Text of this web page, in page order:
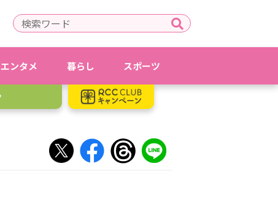
エンタメ 暮らし スポーツ